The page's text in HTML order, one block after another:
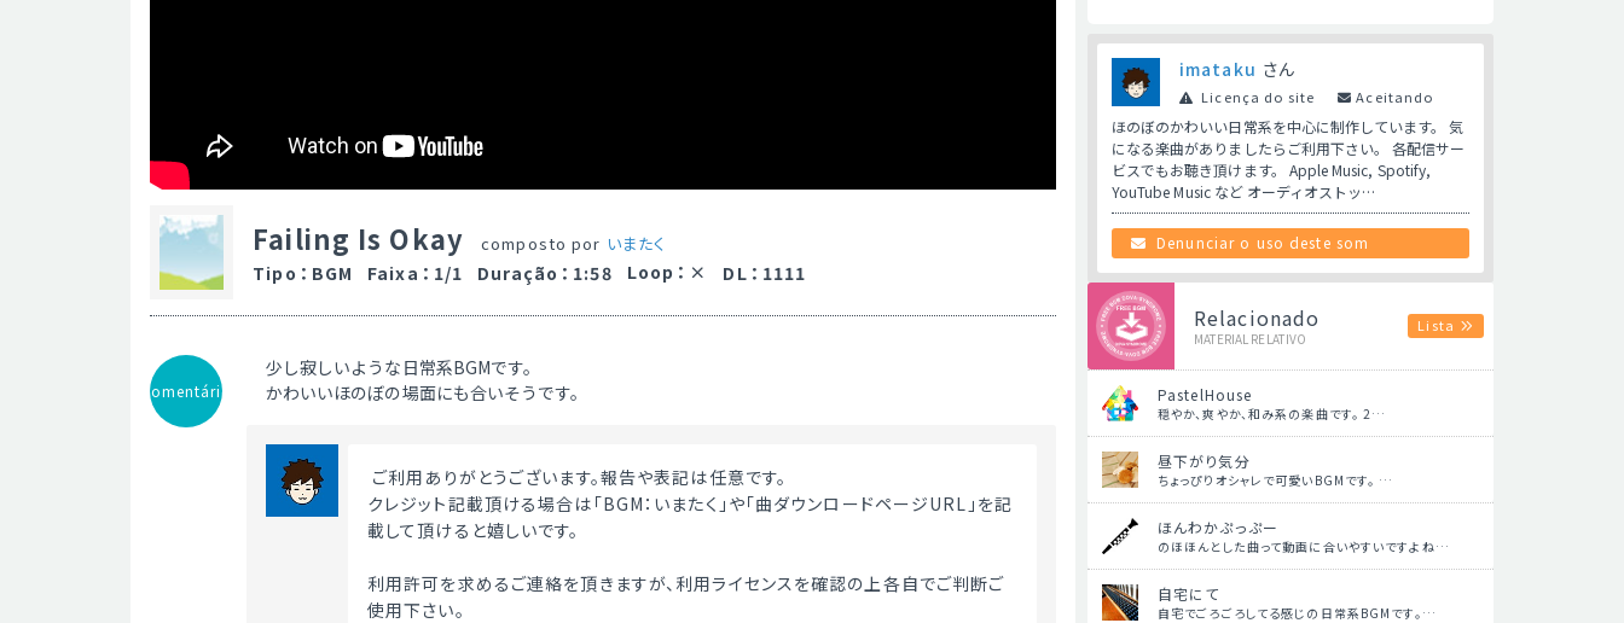
Failing Is Okay composto por いまたく
Tipo ： BGM Faixa ： 1/1 Duração ： 1:58 Loop ： DL ： 1111
Comentário
少し寂しいような日常系BGMです。
かわいいほのぼの場面にも合いそうです。
ご利用ありがとうございます。報告や表記は任意です。
クレジット記載頂ける場合は「BGM：いまたく」や「曲ダウンロードページURL」を記
載して頂けると嬉しいです。
利用許可を求めるご連絡を頂きますが、利用ライセンスを確認の上各自でご判断ご
使用下さい。
imataku さん
Licença do site Aceitando
ほのぼのかわいい日常系を中心に制作しています。 気
になる楽曲がありましたらご利用下さい。 各配信サー
ビスでもお聴き頂けます。 Apple Music, Spotify,
YouTube Music など オーディオストッ…
Denunciar o uso deste som
Relacionado
MATERIAL RELATIVO
Lista
PastelHouse
穏やか、爽やか、和み系の楽曲です。 2…
昼下がり気分
ちょっぴりオシャレで可愛いBGMです。 …
ほんわかぷっぷー
のほほんとした曲って動画に合いやすいですよね…
自宅にて
自宅でごろごろしてる感じの日常系BGMです。…